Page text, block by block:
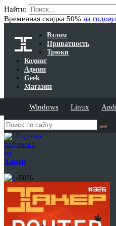
Найти:
Временная скидка 50% на
Взлом
Приватность
Трюки
Кодинг
Админ
Geek
Магазин
Windows Linux
Годовая
подписка
на
Хакер
-50%